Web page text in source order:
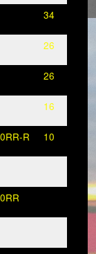
34
26
26
16
R 10